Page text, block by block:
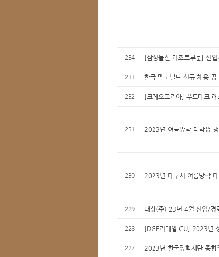
234 [삼성물산 리조트부문] 신
233 한국 맥도날드 신규 채용 공
232 [크레오코리아] 푸드테크
231 2023년 여름방학 대학생
230 2023년 대구시 여름방학
229 대상(주) 23년 4월 신입/경
228 [DGF리테일:CU] 2023년
227 2023년 한국장학재단 종합